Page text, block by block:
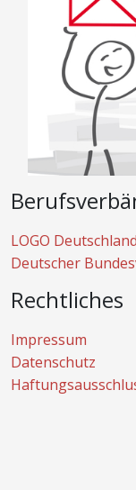
LOGO Deutschland
Deutscher
Rechtliches
Impressum
Datenschutz